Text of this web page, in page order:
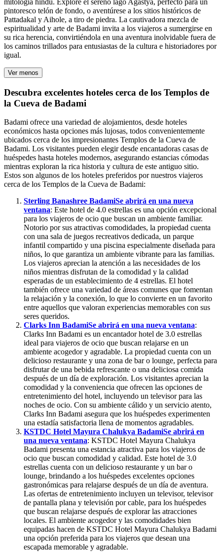
mitología hindú. Explore el sereno lago Agastya, perfecto para un
pintoresco telón de fondo, o aventúrese a los sitios históricos de
Pattadakal y Aihole, a tiro de piedra. La cautivadora mezcla de
espiritualidad y arte de Badami invita a los viajeros a sumergirse en
su rica herencia, convirtiéndola en una aventura inolvidable fuera de
los caminos trillados para entusiastas de la cultura e historiadores por
igual.
Ver menos
Descubra excelentes hoteles cerca de los Templos de
la Cueva de Badami
Badami ofrece una variedad de alojamientos, desde hoteles
económicos hasta opciones más lujosas, todos convenientemente
ubicados cerca de los impresionantes Templos de la Cueva de
Badami. Los visitantes pueden elegir desde encantadoras casas de
huéspedes hasta hoteles modernos, asegurando estancias cómodas
mientras exploran la rica historia y cultura de este antiguo sitio.
Estos son algunos de los hoteles preferidos por nuestros viajeros
cerca de los Templos de la Cueva de Badami:
Sterling Banashree BadamiSe abrirá en una nueva
ventana: Este hotel de 4.0 estrellas es una opción excepcional
para los viajeros de ocio que buscan un ambiente familiar.
Notorio por sus atractivas comodidades, la propiedad cuenta
con una sala de juegos recreativos dedicada, un parque
infantil compartido y una piscina especialmente diseñada para
niños, lo que garantiza un ambiente vibrante para las familias.
Los viajeros aprecian la atención a las necesidades de los
niños mientras disfrutan de la comodidad y la calidad
esperadas de un establecimiento de 4 estrellas. El hotel
también ofrece una variedad de áreas comunes que fomentan
la relajación y la conexión, lo que lo convierte en un favorito
entre aquellos que valoran experiencias memorables con sus
seres queridos.
Clarks Inn BadamiSe abrirá en una nueva ventana:
Clarks Inn Badami es un encantador hotel de 3.0 estrellas
ideal para viajeros de ocio que buscan relajarse en un
ambiente acogedor y agradable. La propiedad cuenta con un
delicioso restaurante y una zona de bar o lounge, perfecta para
disfrutar de una bebida refrescante o una deliciosa comida
después de un día de exploración. Los visitantes aprecian la
comodidad y la conveniencia que ofrecen las opciones de
entretenimiento del hotel, incluyendo un televisor para las
noches de ocio. Con su ambiente cálido y un servicio atento,
Clarks Inn Badami asegura que los huéspedes experimenten
una estadía satisfactoria llena de momentos agradables.
KSTDC Hotel Mayura Chalukya BadamiSe abrirá en
una nueva ventana: KSTDC Hotel Mayura Chalukya
Badami presenta una estancia atractiva para los viajeros de
ocio que buscan comodidad y calidad. Este hotel de 3.0
estrellas cuenta con un delicioso restaurante y un bar o
lounge, brindando a los huéspedes excelentes opciones
gastronómicas para relajarse después de un día de aventura.
Las ofertas de entretenimiento incluyen un televisor, televisor
de pantalla plana y televisión por cable, para los huéspedes
que buscan relajarse después de explorar las atracciones
locales. El ambiente acogedor y las comodidades bien
equipadas hacen de KSTDC Hotel Mayura Chalukya Badami
una opción preferida para los viajeros que desean una
escapada memorable y agradable.